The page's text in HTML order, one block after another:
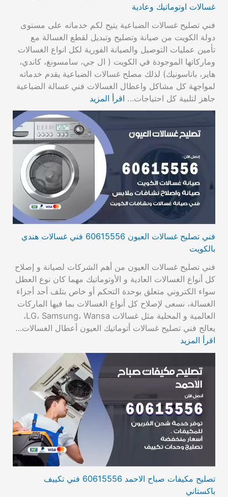
غسالات اوتوماتيك وعادية
فني تصليح غسالات الضباعية يتيح لكم خدماته على مستوى
دولة الكويت من صيانة وتصليح وتبديل لقطع الغسالة مع
تأمين عمليات التوصيل والصيانة الفورية لكل انواع الغسالات
وماركاتها الموجودة في الكويت ( ال جي، سامسونغ، كاندي،
هاير، باناسونيك) لذلك مصلح غسالات الضباعية يقدم خدماته
لمواجهة كل مشاكل واعطال الغسالات فني غسالة الضباعية
جاهز لتلبية كل احتياجات… اقرأ المزيد
فني تصليح غسالات العيون 60615556 فني غسالات هندي
بالكويت
فني تصليح غسالات العيون من أهم الشركات لصيانة و إصلاح
كل أنواع الغسالات العادية و الأوتوماتيك مهما كان نوع العطل
سواء الكتروني متعلق بوحدة التحكم أو خاص بتلف أحد أجزاء
الغسالة، نسعى لإصلاح كل أنواع الغسالات بما فيها الماركات
العالمية و المحلية مثل غسالات LG، Samsung، Wansa،
يعالج فني تصليح غسالات أتوماتيك العيون أعطال الغسالات…
اقرأ المزيد
تصليح مكيفات صباح الاحمد 60615556 فني تكييف
باكستاني